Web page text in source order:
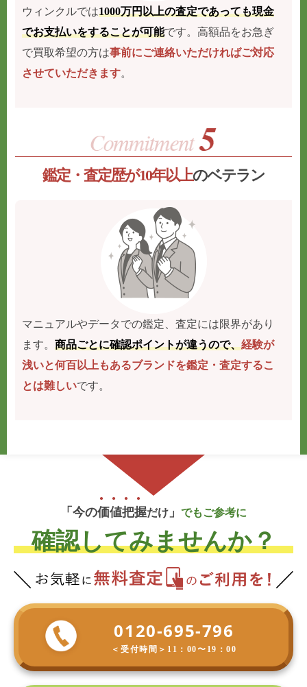
ウィンクルでは1000万円以上の査定であっても現金
でお支払いをすることが可能です。高額品をお急ぎ
で買取希望の方は事前にご連絡いただければご対応
させていただきます。
鑑定・査定歴が10年以上のベテラン
マニュアルやデータでの鑑定、査定には限界があり
ます。商品ごとに確認ポイントが違うので、経験が
浅いと何百以上もあるブランドを鑑定・査定するこ
とは難しいです。
「今の価値把握だけ 」 でもご参考に
確認してみませんか？
0120-695-796
＜受付時間＞ 11：00〜19：00